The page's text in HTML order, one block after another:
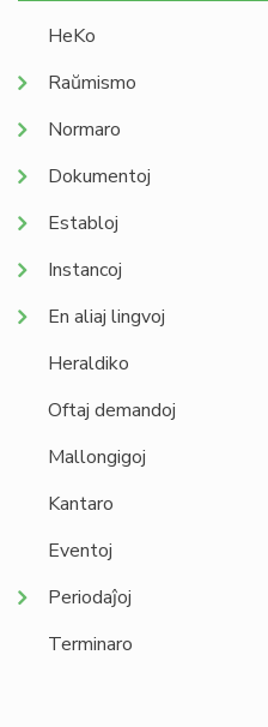
HeKo
Raŭmismo
Normaro
Dokumentoj
Establoj
Instancoj
En aliaj lingvoj
Heraldiko
Oftaj demandoj
Mallongigoj
Kantaro
Eventoj
Periodaĵoj
Terminaro